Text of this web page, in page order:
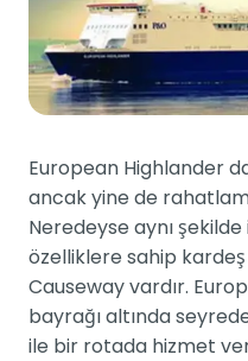
European Highlander
ancak yine de
Neredeyse aynı
özelliklere sahip
Causeway vardır.
bayrağı altında
ile bir rotada hizmet